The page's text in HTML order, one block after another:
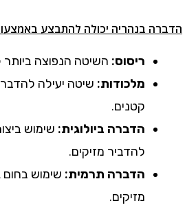
הדברה בנהריה יכולה להתבצע
ריסוס: השיטה הנפוצה
מלכודות: שיטה יעילה
קטנים.
הדברה ביולוגית: שימוש
להדביר מזיקים.
הדברה תרמית: שימוש
מזיקים.